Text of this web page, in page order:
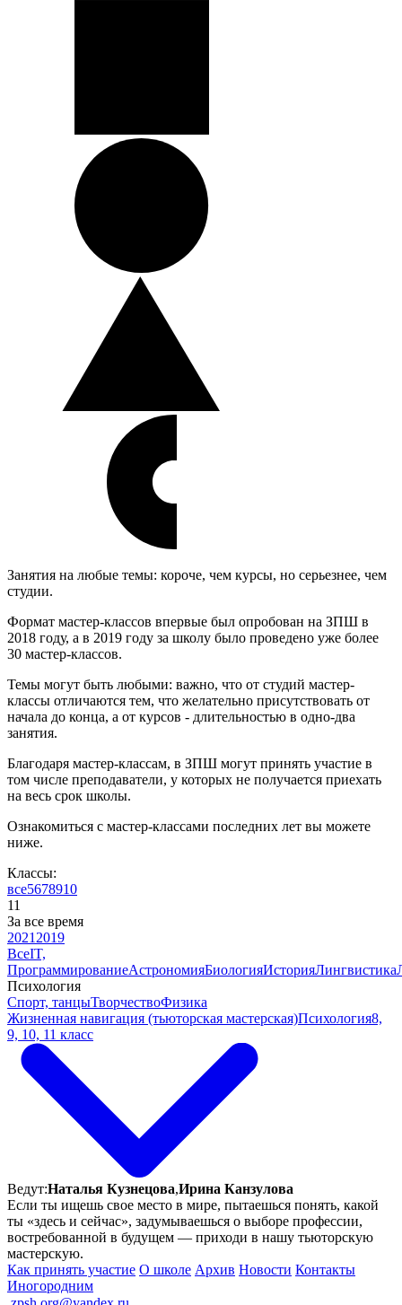
Занятия на любые темы: короче, чем курсы, но серьезнее, чем
студии.
Формат мастер-классов впервые был опробован на ЗПШ в
2018 году, а в 2019 году за школу было проведено уже более
30 мастер-классов.
Темы могут быть любыми: важно, что от студий мастер-
классы отличаются тем, что желательно присутствовать от
начала до конца, а от курсов - длительностью в одно-два
занятия.
Благодаря мастер-классам, в ЗПШ могут принять участие в
том числе преподаватели, у которых не получается приехать
на весь срок школы.
Ознакомиться с мастер-классами последних лет вы можете
ниже.
Классы:
все5678910
11
За все время
2021 2019
ВсеIT,
ПрограммированиеАстрономияБиологияИсторияЛингвистика
Психология
Спорт, танцыТворчествоФизика
Жизненная навигация (тьюторская мастерская)Психология8,
9, 10, 11 класс
Ведут:Наталья Кузнецова,Ирина Канзулова
Если ты ищешь свое место в мире, пытаешься понять, какой
ты «здесь и сейчас», задумываешься о выборе профессии,
востребованной в будущем — приходи в нашу тьюторскую
мастерскую.
Как принять участие О школе Архив Новости Контакты
Иногородним